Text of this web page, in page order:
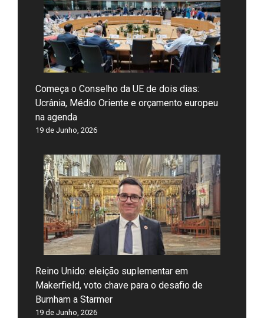
Começa o Conselho da UE de dois dias:
Ucrânia, Médio Oriente e orçamento europeu
na agenda
19 de Junho, 2026
Reino Unido: eleição suplementar em
Makerfield, voto chave para o desafio de
Burnham a Starmer
19 de Junho, 2026